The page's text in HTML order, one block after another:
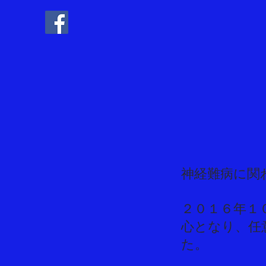
神経難病に関
２０１６年
心となり、任
た。